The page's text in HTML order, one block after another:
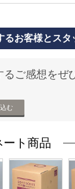
るお客様とスタ
るご感想をぜ
む
ート商品